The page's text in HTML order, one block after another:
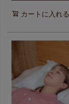
カートに入れる